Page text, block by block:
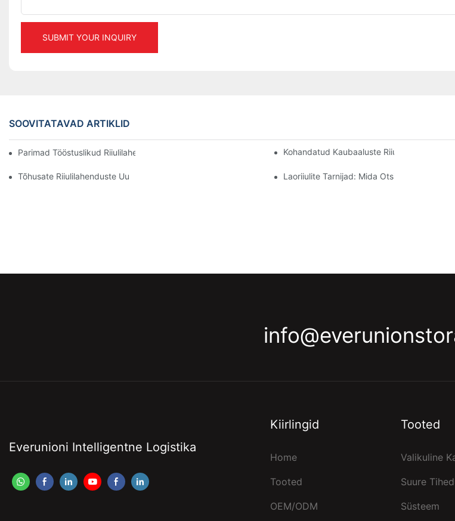
SUBMIT YOUR INQUIRY
SOOVITATAVAD ARTIKLID
Parimad Tööstuslikud Riiulilahendused Tõhusaks Laohalduseks Kohandatud Kaubaaluste Riiulite Valikud:
Tõhusate Riiulilahenduste Uurimine Igale Tööstusharule Laoriiulite Tarnijad: Mida Otsida
Everunioni Intelligentne Logistika
Kiirlingid
Home
Tooted
OEM/ODM
Tooted
Valikuline
Suure
Süsteem